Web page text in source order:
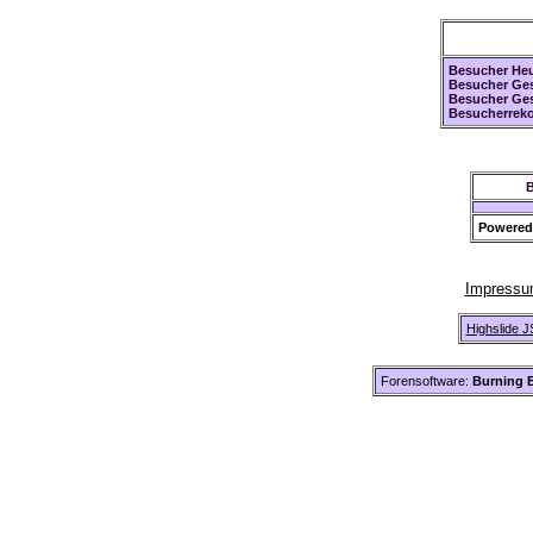
Besucher
Besucher
Besucher
Highslide
Forensoftware: Burning